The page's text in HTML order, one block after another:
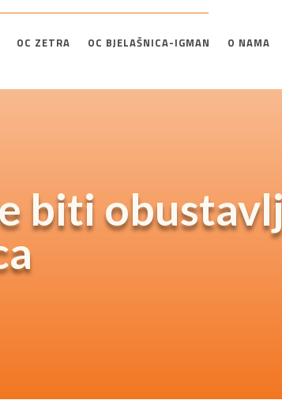
OC ZETRA OC BJELAŠNICA-IGMAN O NAMA
biti